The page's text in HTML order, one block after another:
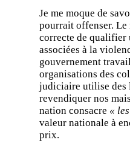
Je me moque de
pourrait offenser. Le
correcte de qualifier
associées à la
gouvernement
organisations des
judiciaire utilise des
revendiquer nos
nation consacre «
valeur nationale à
prix.